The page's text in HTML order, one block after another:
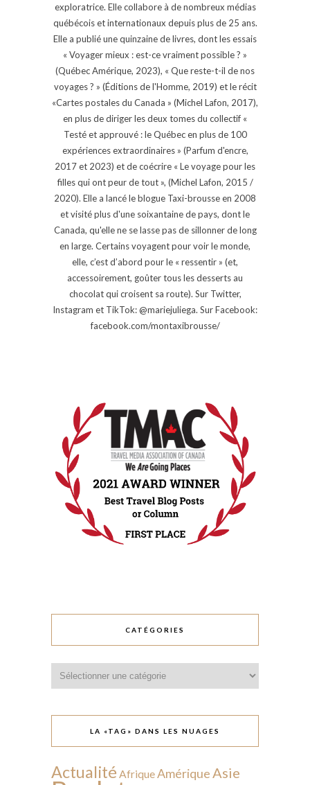
exploratrice. Elle collabore à de nombreux médias
québécois et internationaux depuis plus de 25 ans.
Elle a publié une quinzaine de livres, dont les essais
« Voyager mieux : est-ce vraiment possible ? »
(Québec Amérique, 2023), « Que reste-t-il de nos
voyages ? » (Éditions de l'Homme, 2019) et le récit
«Cartes postales du Canada » (Michel Lafon, 2017),
en plus de diriger les deux tomes du collectif «
Testé et approuvé : le Québec en plus de 100
expériences extraordinaires » (Parfum d'encre,
2017 et 2023) et de coécrire « Le voyage pour les
filles qui ont peur de tout », (Michel Lafon, 2015 /
2020). Elle a lancé le blogue Taxi-brousse en 2008
et visité plus d'une soixantaine de pays, dont le
Canada, qu'elle ne se lasse pas de sillonner de long
en large. Certains voyagent pour voir le monde,
elle, c’est d’abord pour le « ressentir » (et,
accessoirement, goûter tous les desserts au
chocolat qui croisent sa route). Sur Twitter,
Instagram et TikTok: @mariejuliega. Sur Facebook:
facebook.com/montaxibrousse/
CATÉGORIES
LA «TAG» DANS LES NUAGES
Actualité AfriqueAmérique Asie